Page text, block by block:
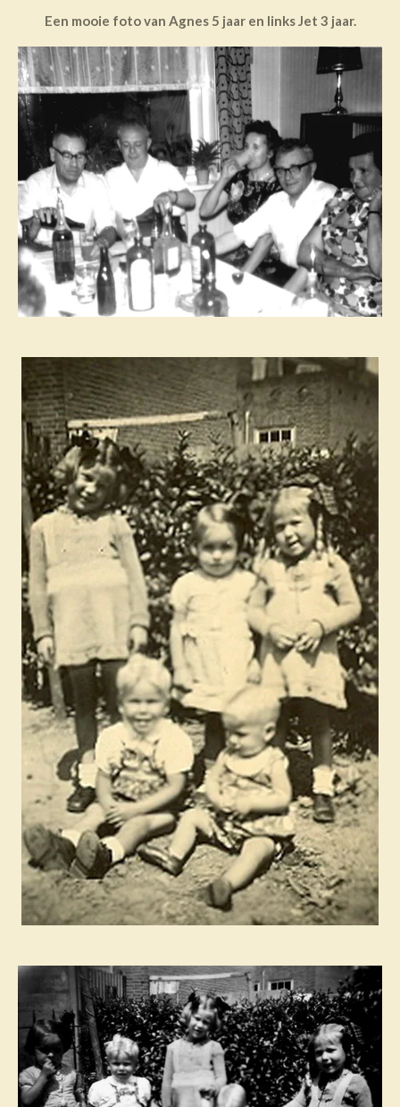
Een mooie foto van Agnes 5 jaar en links Jet 3 jaar.